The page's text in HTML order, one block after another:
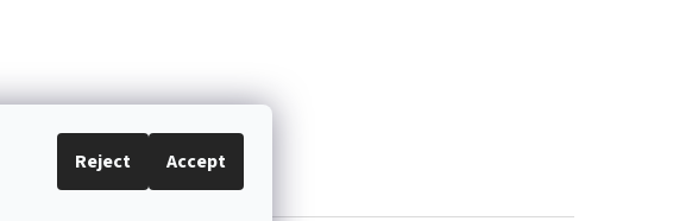
Reject Accept